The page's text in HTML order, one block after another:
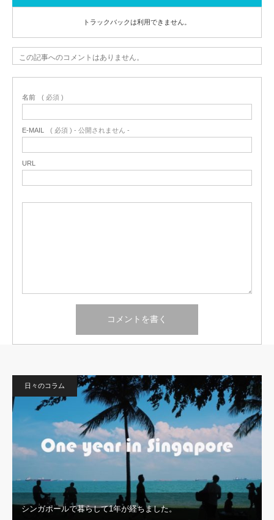
トラックバックは利用できません。
この記事へのコメントはありません。
名前 ( 必須 )
E-MAIL ( 必須 ) - 公開されません -
URL
日々のコラム
シンガポールで暮らして1年が経ちました。